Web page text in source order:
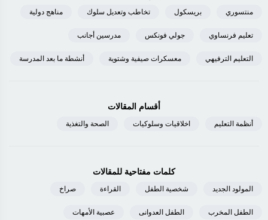
منتسوري بريسكول تخاطب وتعديل سلوك مناهج دولية
تعليم فرنساوي جولي فونكس مدرسين أجانب
التعليم الترفيهي معسكرات صيفية وشتوية أنشطة ما بعد المدرسة
أقسام المقالات
أنظمة التعليم اخلاقيات وسلوكيات الصحة والتغذية
كلمات مفتاحية للمقالات
المولود الجديد شخصية الطفل القراءة صراخ
الطفل المخرب الطفل العدوانى عصبية الأمهات